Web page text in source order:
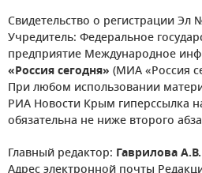
Свидетельство о регистрации Эл
Учредитель: Федеральное
предприятие Международное
«Россия сегодня» (МИА «Россия
При любом использовании
РИА Новости Крым гиперссылка
обязательна не ниже второго
Главный редактор: Гаврилова А.В.